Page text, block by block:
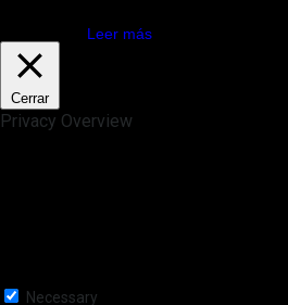
Leer más
Cerrar
Privacy Overview
Necessary